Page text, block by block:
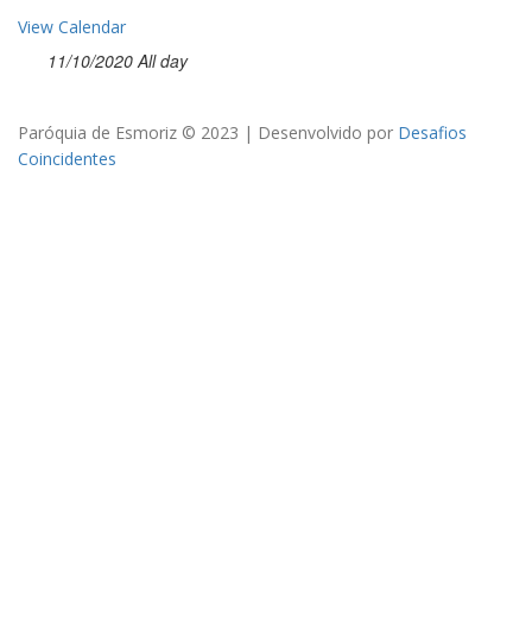
View Calendar
11/10/2020 All day
Paróquia de Esmoriz © 2023 | Desenvolvido por Desafios
Coincidentes